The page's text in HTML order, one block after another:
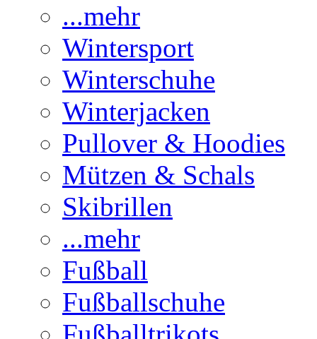
...mehr
Wintersport
Winterschuhe
Winterjacken
Pullover & Hoodies
Mützen & Schals
Skibrillen
...mehr
Fußball
Fußballschuhe